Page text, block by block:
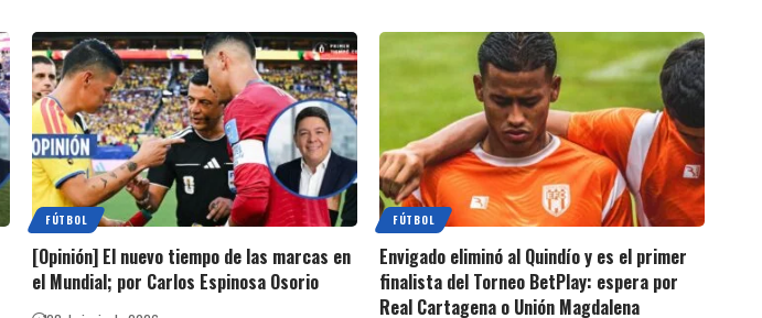
FÚTBOL
[Opinión] El nuevo tiempo de las marcas en
el Mundial; por Carlos Espinosa Osorio
FÚTBOL
Envigado eliminó al Quindío y es el primer
finalista del Torneo BetPlay: espera por
Real Cartagena o Unión Magdalena